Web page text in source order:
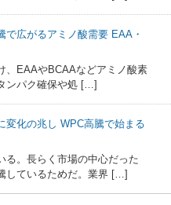
で広がるアミノ酸需要 EAA・
EAAやBCAAなどアミノ酸素
ンパク確保や処 […]
変化の兆し WPC高騰で始まる
る。長らく市場の中心だった
しているためだ。業界 […]